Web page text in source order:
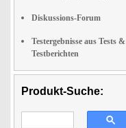
Diskussions-Forum
Testergebnisse aus Tests &
Testberichten
Produkt-Suche: